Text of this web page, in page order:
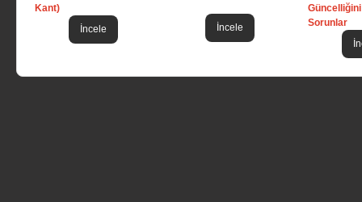
Kant)
İncele
İncele
Sorunlar